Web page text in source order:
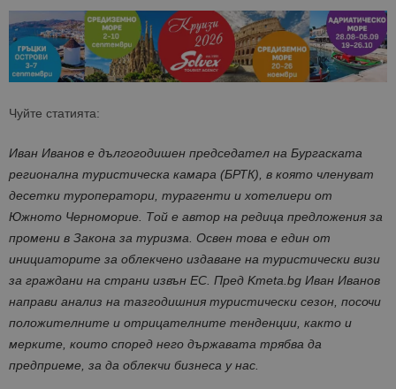
Чуйте статията:
Иван Иванов е дългогодишен председател на Бургаската
регионална туристическа камара (БРТК), в която членуват
десетки туроператори, турагенти и хотелиери от
Южното Черноморие. Той е автор на редица предложения за
промени в Закона за туризма. Освен това е един от
инициаторите за облекчено издаване на туристически визи
за граждани на страни извън ЕС. Пред Kmeta.bg Иван Иванов
направи анализ на тазгодишния туристически сезон, посочи
положителните и отрицателните тенденции, както и
мерките, които според него държавата трябва да
предприеме, за да облекчи бизнеса у нас.